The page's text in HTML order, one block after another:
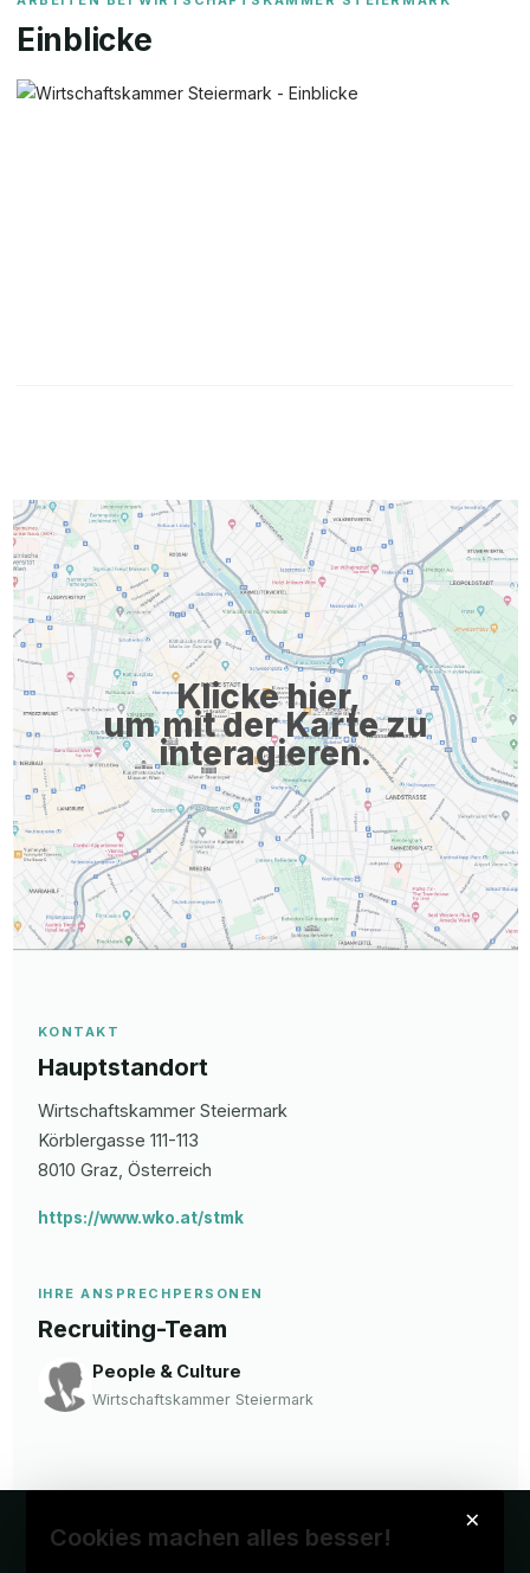
Einblicke
Klicke hier,
um mit der Karte zu
interagieren.
KONTAKT
Hauptstandort
Wirtschaftskammer Steiermark
Körblergasse 111-113
8010 Graz , Österreich
https://www.wko.at/stmk
IHRE ANSPRECHPERSONEN
Recruiting-Team
People & Culture
Wirtschaftskammer Steiermark
×
Cookies machen alles besser!